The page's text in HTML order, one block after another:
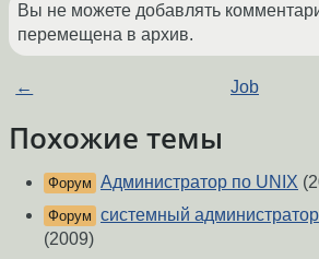
Вы не можете добавлять
перемещена в архив.
← Job
Похожие темы
Форум Администратор по UNIX
Форум системный
(2009)